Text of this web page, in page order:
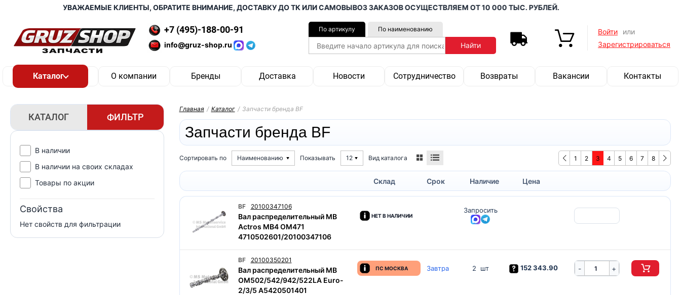
УВАЖАЕМЫЕ КЛИЕНТЫ, ОБРАТИТЕ ВНИМАНИЕ, ДОСТАВКУ ДО ТК ИЛИ САМОВЫВОЗ ЗАКАЗОВ ОСУЩЕСТВЛЯЕМ ОТ 10 000 ТЫС. РУБЛЕЙ.
+7 (495)-188-00-91
info@gruz-shop.ru
По артикулу По наименованию Войти
или
Зарегистрироваться
О компании Бренды Доставка Новости Сотрудничество Возвраты Вакансии Контакты
КАТАЛОГ ФИЛЬТР
В наличии
В наличии на своих складах
Товары по акции
Свойства
Нет свойств для фильтрации
Главная / Каталог / Запчасти бренда BF
Запчасти бренда BF
Сортировать по Наименованию Показывать 12 Вид каталога 1 2 3 4 5 6 7 8
Склад Срок Наличие Цена
BF 20100347106
Вал распределительный MB
Actros MB4 OM471
4710502601/20100347106
НЕТ В НАЛИЧИИ
Запросить
BF 20100350201
Вал распределительный MB
OM502/542/942/522LA Euro-
2/3/5 A5420501401
ПС МОСКВА Завтра 2 шт 152 343.90 - +